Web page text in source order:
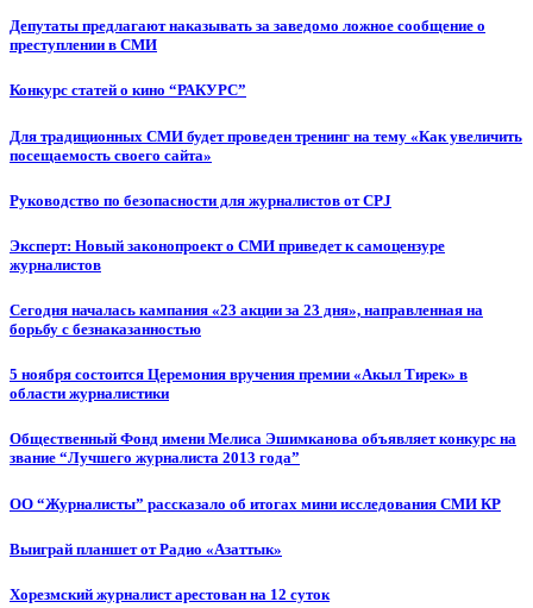
Депутаты предлагают наказывать за заведомо ложное сообщение о
преступлении в СМИ
Конкурс статей о кино “РАКУРС”
Для традиционных СМИ будет проведен тренинг на тему «Как увеличить
посещаемость своего сайта»
Руководство по безопасности для журналистов от CPJ
Эксперт: Новый законопроект о СМИ приведет к самоцензуре
журналистов
Сегодня началась кампания «23 акции за 23 дня», направленная на
борьбу с безнаказанностью
5 ноября состоится Церемония вручения премии «Акыл Тирек» в
области журналистики
Общественный Фонд имени Мелиса Эшимканова объявляет конкурс на
звание “Лучшего журналиста 2013 года”
ОО “Журналисты” рассказало об итогах мини исследования СМИ КР
Выиграй планшет от Радио «Азаттык»
Хорезмский журналист арестован на 12 суток